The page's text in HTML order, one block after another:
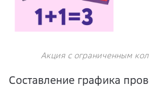
Акция с ограниченным
Составление графика